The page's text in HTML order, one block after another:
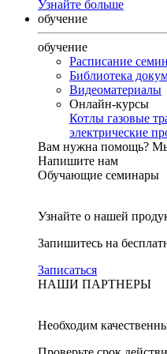
Узнайте больше
обучение
обучение
Расписание
Библиотека
Видеоматериалы
Онлайн-курсы
Котлы газовые
электрические
Вам нужна помощь?
Напишите нам
Обучающие семинары
Узнайте о нашей
Запишитесь на
Записаться
НАШИ ПАРТНЕРЫ
Необходим